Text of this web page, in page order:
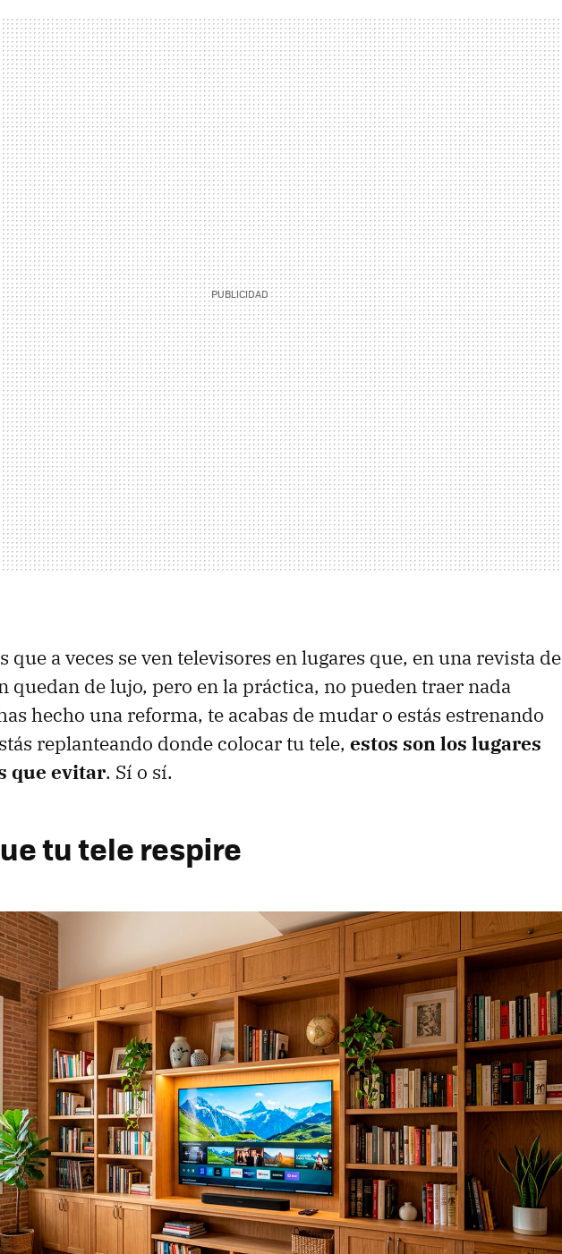
que a veces se ven televisores en lugares que, en una revista de
quedan de lujo, pero en la práctica, no pueden traer nada
hecho una reforma, te acabas de mudar o estás estrenando
replanteando donde colocar tu tele, estos son los lugares
que evitar. Sí o sí.
tu tele respire